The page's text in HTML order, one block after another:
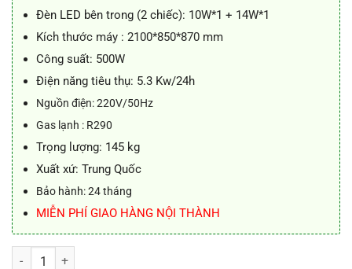
Đèn LED bên trong (2 chiếc): 10W*1 + 14W*1
Kích thước máy : 2100*850*870 mm
Công suất: 500W
Điện năng tiêu thụ: 5.3 Kw/24h
Nguồn điện: 220V/50Hz
Gas lạnh : R290
Trọng lượng: 145 kg
Xuất xứ: Trung Quốc
Bảo hành: 24 tháng
MIỄN PHÍ GIAO HÀNG NỘI THÀNH
Tủ đông Sumikura SKIF-210.IC mặt kính 850L số lượng